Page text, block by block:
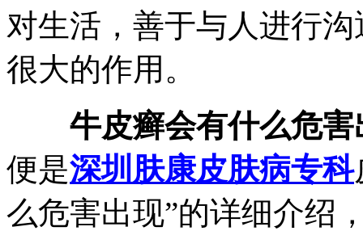
对生活，善于与人进行
很大的作用。
牛皮癣会有什么危
便是深圳肤康皮肤病专科
么危害出现”的详细介绍